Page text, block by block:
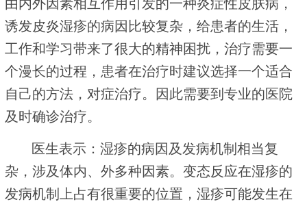
由内外因素相互作用引发的一种炎症性皮肤病，
诱发皮炎湿疹的病因比较复杂，给患者的生活，
工作和学习带来了很大的精神困扰，治疗需要一
个漫长的过程，患者在治疗时建议选择一个适合
自己的方法，对症治疗。因此需要到专业的医院
及时确诊治疗。
医生表示：湿疹的病因及发病机制相当复
杂，涉及体内、外多种因素。变态反应在湿疹的
发病机制上占有很重要的位置，湿疹可能发生在